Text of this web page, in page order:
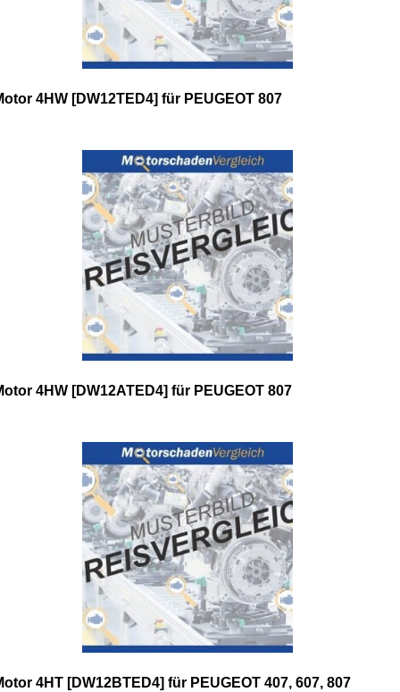
4HW [DW12TED4] für PEUGEOT 807
4HW [DW12ATED4] für PEUGEOT 807
4HT [DW12BTED4] für PEUGEOT 407, 607, 807